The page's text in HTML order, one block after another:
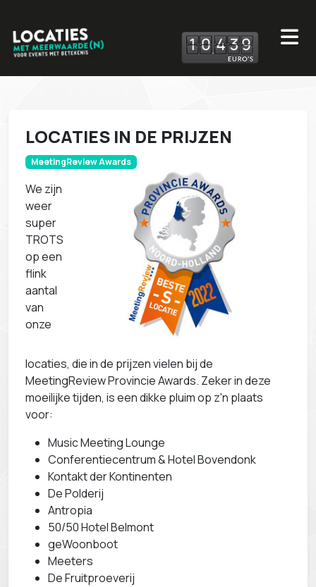
10 439
LOCATIES IN DE PRIJZEN
MeetingReview Awards
We zijn
weer
super
TROTS
op een
flink
aantal
van
onze
locaties, die in de prijzen vielen bij de
MeetingReview Provincie Awards. Zeker in deze
moeilijke tijden, is een dikke pluim op z'n plaats
voor:
Music Meeting Lounge
Conferentiecentrum & Hotel Bovendonk
Kontakt der Kontinenten
De Polderij
Antropia
50/50 Hotel Belmont
geWoonboot
Meeters
De Fruitproeverij